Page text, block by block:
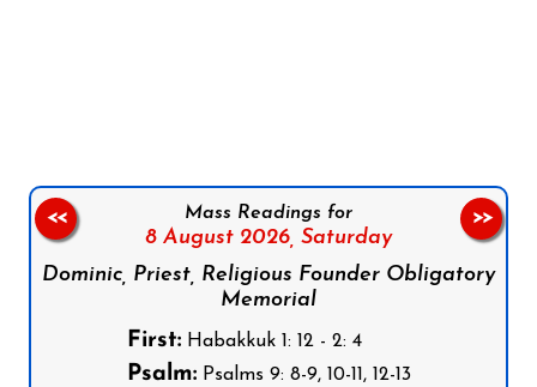
Mass Readings for
8 August 2026, Saturday
Dominic, Priest, Religious Founder Obligatory
Memorial
First:Habakkuk 1: 12 - 2: 4
Psalm:Psalms 9: 8-9, 10-11, 12-13
<< >>